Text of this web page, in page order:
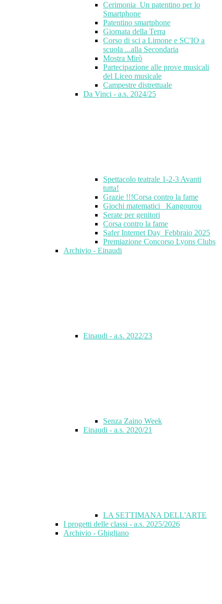
Cerimonia_Un patentino per lo
Smartphone
Patentino smartphone
Giornata della Terra
Corso di sci a Limone e SC'IO a
scuola ...alla Secondaria
Mostra Mirò
Partecipazione alle prove musicali
del Liceo musicale
Campestre distrettuale
Da Vinci - a.s. 2024/25
Spettacolo teatrale 1-2-3 Avanti
tutta!
Grazie !!!Corsa contro la fame
Giochi matematici_ Kangourou
Serate per genitori
Corsa contro la fame
Safer Internet Day_Febbraio 2025
Premiazione Concorso Lyons Clubs
Archivio - Einaudi
Einaudi - a.s. 2022/23
Senza Zaino Week
Einaudi - a.s. 2020/21
LA SETTIMANA DELL'ARTE
I progetti delle classi - a.s. 2025/2026
Archivio - Ghigliano